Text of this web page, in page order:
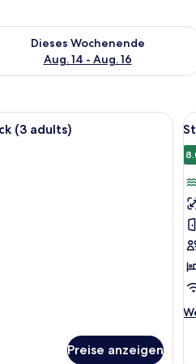
9 - Aug. 10.
Dieses Wochenende
Aug. 14 - Aug. 16
die Verfügbarkeit für
Ein Hotelzimmer mit einem Bett,
(3 adults)
Preise anzeigen